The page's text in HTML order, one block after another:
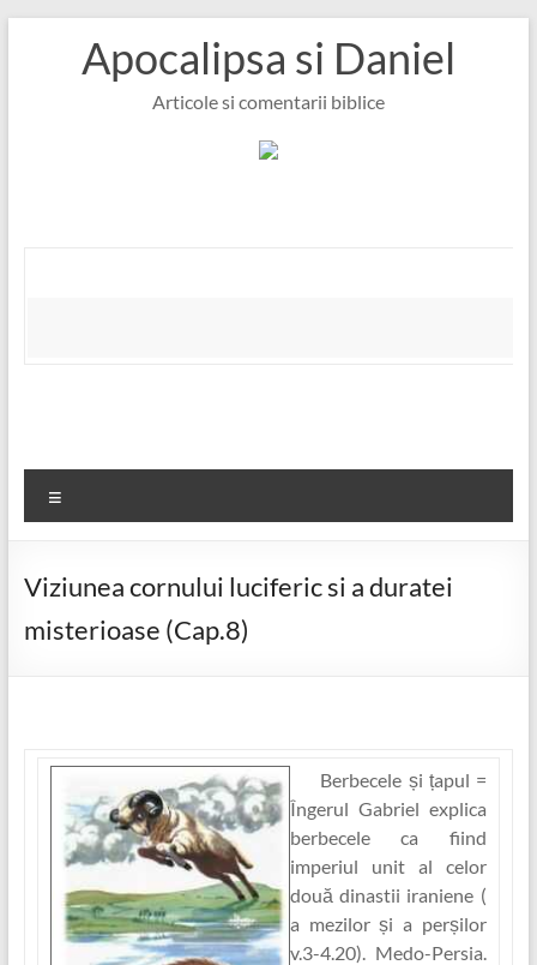
Apocalipsa si Daniel
Articole si comentarii biblice
Viziunea cornului luciferic si a duratei
misterioase (Cap.8)
Berbecele și ‏țapul =
Îngerul Gabriel explica
berbecele ca fiind
imperiul unit al celor
două dinastii iraniene (
a mezilor și a perșilor
v.3-4.20). Medo-Persia.